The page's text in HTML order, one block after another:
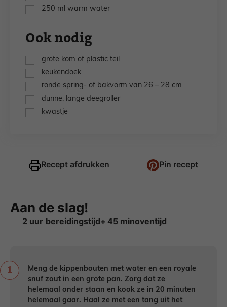
▢
250 ml warm water
Ook nodig
▢
grote kom of plastic teil
▢
keukendoek
▢ronde spring- of bakvorm van 26 – 28 cm
▢
dunne, lange deegroller
▢
kwastje
Recept afdrukken Pin recept
Aan de slag!
2 uur
uur oventijd
45minuten
min
Meng de kippenbouten met water en een royale
snuf zout in een grote pan. Zorg dat ze
helemaal onder staan en kook ze in 20 minuten
helemaal gaar. Haal ze met een tang uit het